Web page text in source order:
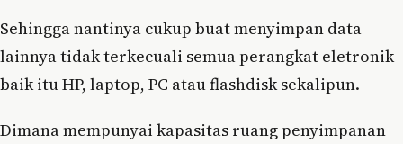
Sehingga nantinya cukup buat menyimpan data
lainnya tidak terkecuali semua perangkat eletronik
baik itu HP, laptop, PC atau flashdisk sekalipun.
Dimana mempunyai kapasitas ruang penyimpanan